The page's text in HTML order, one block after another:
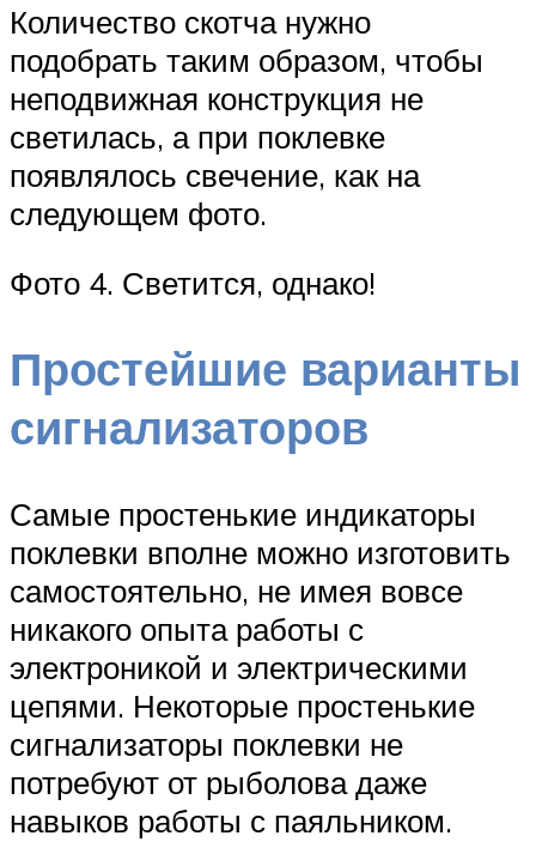
Количество скотча нужно
подобрать таким образом, чтобы
неподвижная конструкция не
светилась, а при поклевке
появлялось свечение, как на
следующем фото.
Фото 4. Светится, однако!
Простейшие варианты
сигнализаторов
Самые простенькие индикаторы
поклевки вполне можно изготовить
самостоятельно, не имея вовсе
никакого опыта работы с
электроникой и электрическими
цепями. Некоторые простенькие
сигнализаторы поклевки не
потребуют от рыболова даже
навыков работы с паяльником.